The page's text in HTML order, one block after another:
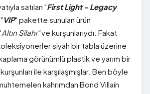
satılan "First Light - Legacy
VIP" pakette sunulan ürün
Altın Silahı"ve kurşunlarıydı. Fakat
siyah bir tabla üzerine
görünümlü plastik ve yarım bir
ile karşılaşmışlar. Ben böyle
kahrımdan Bond Villain